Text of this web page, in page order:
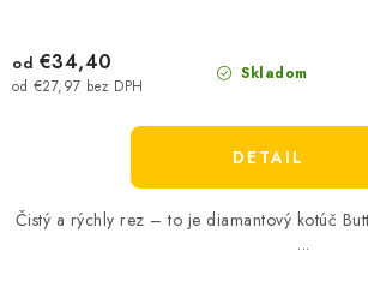
Skladom
od €27,97 bez DPH
od €34,40
DETAIL
Čistý a rýchly rez – to je diamantový
...